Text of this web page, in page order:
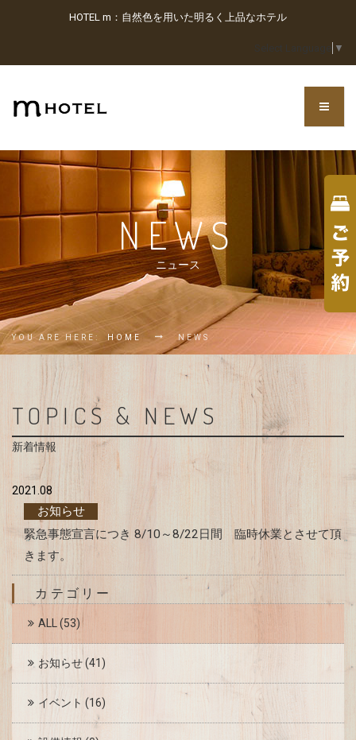
HOTEL m：自然色を用いた明るく上品なホテル
Select Language ▼
NEWS
ニュース
YOU ARE HERE: HOME NEWS
TOPICS & NEWS
新着情報
2021.08
お知らせ
緊急事態宣言につき 8/10～8/22日間 臨時休業とさせて頂
きます。
カテゴリー
ALL (53)
お知らせ(41)
イベント (16)